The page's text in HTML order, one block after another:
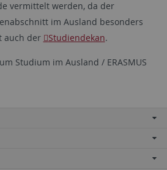
vermittelt werden, da der
im Ausland besonders
auch der
Studiendekan.
Studium im Ausland / ERASMUS